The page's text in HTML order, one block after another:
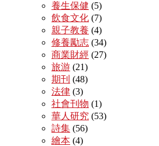
養生保健 (5)
飲食文化 (7)
親子教養 (4)
修養勵志 (34)
商業財經 (27)
旅游 (21)
期刊 (48)
法律 (3)
社會刊物 (1)
華人研究 (53)
詩集 (56)
繪本 (4)